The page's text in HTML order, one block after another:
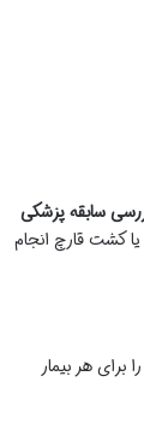
سابقه پزشکی
کشت قارچ انجام
برای هر بیمار